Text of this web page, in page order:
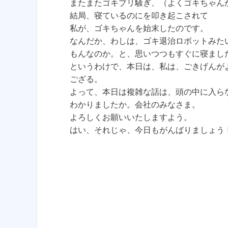
またまたゴキブリ騒ぎ、（よくゴキちゃん
結局、寝ているのにを叩き起こされて
私が、ゴキちゃんを始末したのです。
なんだか、わしは、ゴキ退治ロボットみた
もんなのか。と、思いつつもすぐに寝まし
というわけで、本日は、私は、ごきげんが
ござる。
よって、本日は複雑な話は、頭の中に入ら
わかりましたか。会社のみなさま。
よろしくお願いいたしますよう。
はい、それじゃ、今日もがんばりましょう